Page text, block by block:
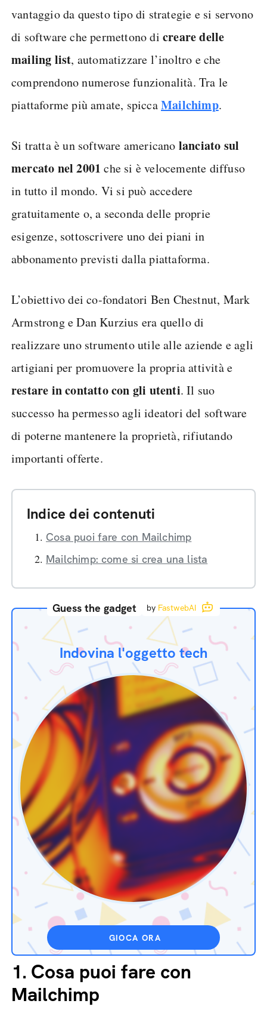
vantaggio da questo tipo di strategie e si servono
di software che permettono di creare delle
mailing list, automatizzare l’inoltro e che
comprendono numerose funzionalità. Tra le
piattaforme più amate, spiccaMailchimp.
Si tratta è un software americano lanciato sul
mercato nel 2001 che si è velocemente diffuso
in tutto il mondo. Vi si può accedere
gratuitamente o, a seconda delle proprie
esigenze, sottoscrivere uno dei piani in
abbonamento previsti dalla piattaforma.
L’obiettivo dei co-fondatori Ben Chestnut, Mark
Armstrong e Dan Kurzius era quello di
realizzare uno strumento utile alle aziende e agli
artigiani per promuovere la propria attività e
restare in contatto con gli utenti. Il suo
successo ha permesso agli ideatori del software
di poterne mantenere la proprietà, rifiutando
importanti offerte.
Indice dei contenuti
Cosa puoi fare con Mailchimp
Mailchimp: come si crea una lista
Guess the gadget by FastwebAI
Indovina l'oggetto tech
GIOCA ORA
1. Cosa puoi fare con
Mailchimp